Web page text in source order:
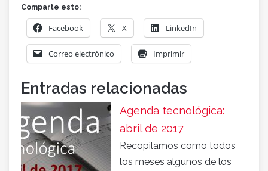
Comparte esto:
Facebook X LinkedIn
Correo electrónico Imprimir
Entradas relacionadas
Agenda tecnológica:
abril de 2017
Recopilamos como todos
los meses algunos de los